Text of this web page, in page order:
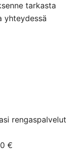
tarkasta
yhteydessä
rengaspalvelut
€